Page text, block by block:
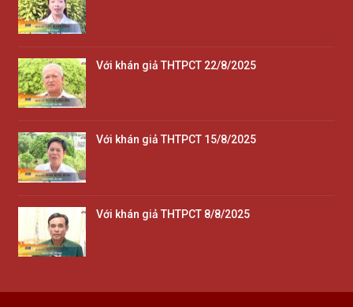
Với khán giả THTPCT 22/8/2025
Với khán giả THTPCT 15/8/2025
Với khán giả THTPCT 8/8/2025